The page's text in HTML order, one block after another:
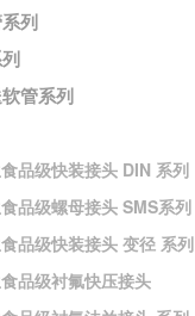
列
管系列
品级快装接头 DIN 系列
品级螺母接头 SMS系列
品级快装接头 变径 系列
品级衬氟快压接头